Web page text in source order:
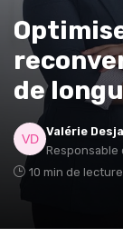
de
Valérie
10 min de lecture